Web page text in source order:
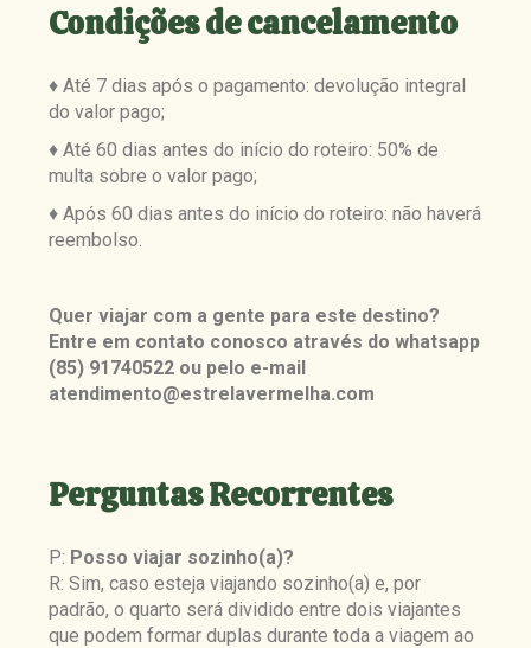
Condições de cancelamento
♦ Até 7 dias após o pagamento: devolução integral
do valor pago;
♦ Até 60 dias antes do início do roteiro: 50% de
multa sobre o valor pago;
♦ Após 60 dias antes do início do roteiro: não haverá
reembolso.
Quer viajar com a gente para este destino?
Entre em contato conosco através do whatsapp
(85) 91740522 ou pelo e-mail
atendimento@estrelavermelha.com
Perguntas Recorrentes
P: Posso viajar sozinho(a)?
R: Sim, caso esteja viajando sozinho(a) e, por
padrão, o quarto será dividido entre dois viajantes
que podem formar duplas durante toda a viagem ao